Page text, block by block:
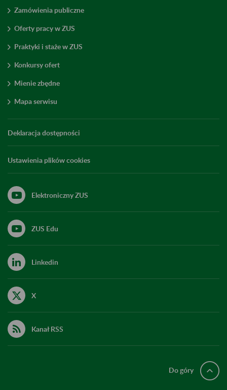
Zamówienia publiczne
Oferty pracy w ZUS
Praktyki i staże w ZUS
Konkursy ofert
Mienie zbędne
Mapa serwisu
Deklaracja dostępności
Ustawienia plików cookies
Elektroniczny ZUS
ZUS Edu
Linkedin
X
Kanał RSS
Do góry